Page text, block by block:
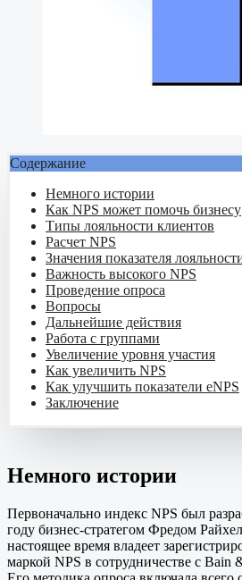
Содержание
Немного истории
Как NPS может помочь бизнесу
Типы лояльности клиентов
Расчет NPS
Значения показателя
Важность высокого NPS
Проведение опроса
Вопросы
Дальнейшие действия
Работа с группами
Увеличение уровня участия
Как увеличить NPS
Как улучшить показатели eNPS
Заключение
Немного истории
Первоначально индекс NPS был
году бизнес-стратегом Фредом
настоящее время владеет
маркой NPS в сотрудничестве с Bain